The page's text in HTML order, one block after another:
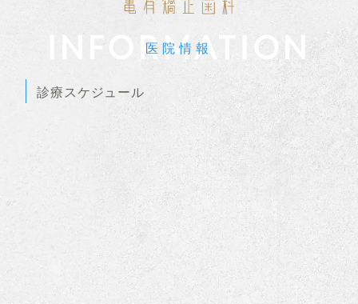
INFORMATION
医院情報
診療スケジュール